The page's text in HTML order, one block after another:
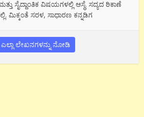
ಮತ್ತು ಸೈದ್ದಾಂತಿಕ ವಿಷಯಗಳಲ್ಲಿ ಆಸ್ಥೆ. ಸದ್ಯದ ಠಿಕಾಣೆ
ಮಿಕ್ಕಂತೆ ಸರಳ, ಸಾಧಾರಣ ಕನ್ನಡಿಗ
ಎಲ್ಲಾ ಲೇಖನಗಳನ್ನು ನೋಡಿ